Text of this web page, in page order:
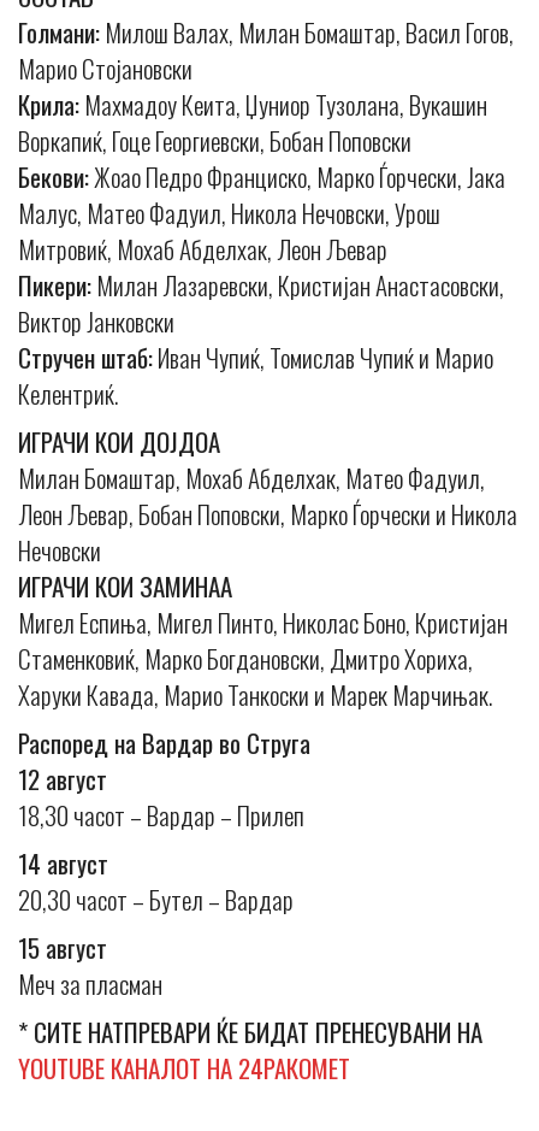
Голмани:Милош Валах, Милан Бомаштар, Васил Гогов,
Марио Стојановски
Крила:Махмадоу Кеита, Џуниор Тузолана, Вукашин
Воркапиќ, Гоце Георгиевски, Бобан Поповски
Бекови:Жоао Педро Франциско, Марко Ѓорчески, Јака
Малус, Матео Фадуил, Никола Нечовски, Урош
Митровиќ, Мохаб Абделхак, Леон Љевар
Пикери:Милан Лазаревски, Кристијан Анастасовски,
Виктор Јанковски
Стручен штаб:Иван Чупиќ, Томислав Чупиќ и Марио
Келентриќ.
ИГРАЧИ КОИ ДОЈДОА
Милан Бомаштар, Мохаб Абделхак, Матео Фадуил,
Леон Љевар, Бобан Поповски, Марко Ѓорчески и Никола
Нечовски
ИГРАЧИ КОИ ЗАМИНАА
Мигел Еспиња, Мигел Пинто, Николас Боно, Кристијан
Стаменковиќ, Марко Богдановски, Дмитро Хориха,
Харуки Кавада, Марио Танкоски и Марек Марчињак.
Распоред на Вардар во Струга
12 август
18,30 часот – Вардар – Прилеп
14 август
20,30 часот – Бутел – Вардар
15 август
Меч за пласман
* СИТЕ НАТПРЕВАРИ ЌЕ БИДАТ ПРЕНЕСУВАНИ НА
YOUTUBE КАНАЛОТ НА 24РАКОМЕТ